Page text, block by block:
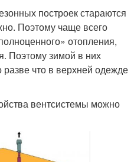
построек стараются
Поэтому чаще всего
отопления,
Поэтому зимой в них
что в верхней одежде
вентсистемы можно